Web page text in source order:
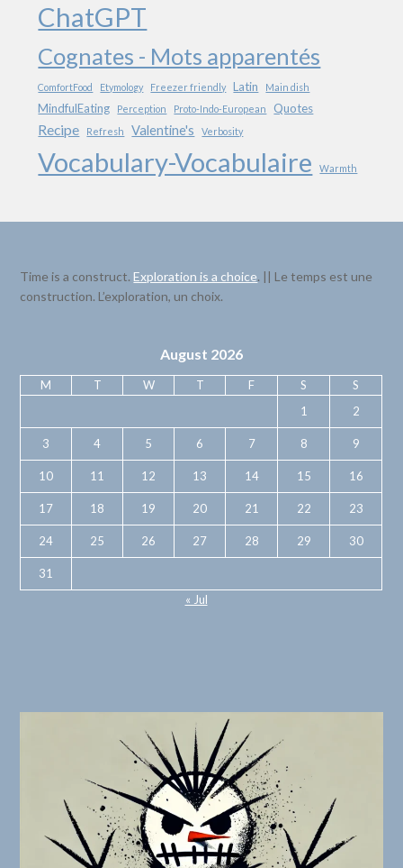
ChatGPT
Cognates - Mots apparentés
ComfortFood Etymology Freezer friendly Latin Main dish
MindfulEating Perception Proto-Indo-European Quotes
Recipe Refresh Valentine's Verbosity
Vocabulary-Vocabulaire Warmth
Time is a construct.Exploration is a choice. || Le temps est une
construction. L’exploration, un choix.
August 2026
M T W T F S
S
1
2
3 4 5 6 7 8 9
10 11 12 13 14 15 16
17 18 19 20 21 22 23
24 25 26 27 28 29 30
31
« Jul